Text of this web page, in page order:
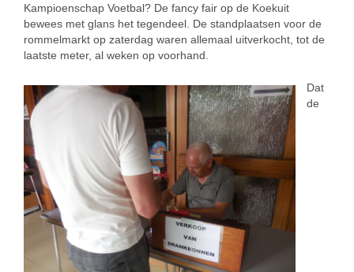
Kampioenschap Voetbal? De fancy fair op de Koekuit
bewees met glans het tegendeel. De standplaatsen voor de
rommelmarkt op zaterdag waren allemaal uitverkocht, tot de
laatste meter, al weken op voorhand.
Dat
de